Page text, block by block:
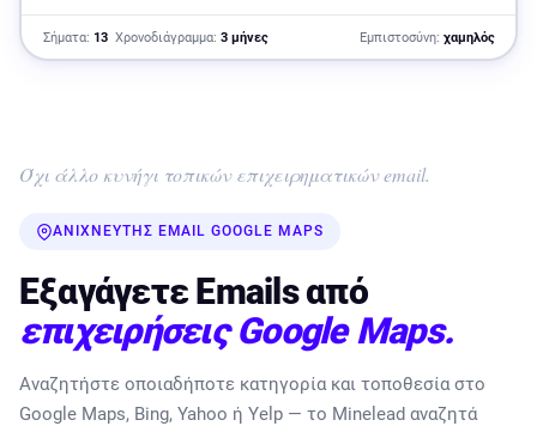
Σήματα: 13Χρονοδιάγραμμα: 3 μήνες Εμπιστοσύνη: χαμηλός
Όχι άλλο κυνήγι τοπικών επιχειρηματικών email.
ΑΝΙΧΝΕΥΤΉΣ EMAIL GOOGLE MAPS
Εξαγάγετε Emails από
επιχειρήσεις Google Maps.
Αναζητήστε οποιαδήποτε κατηγορία και τοποθεσία στο
Google Maps, Bing, Yahoo ή Yelp — το Minelead αναζητά